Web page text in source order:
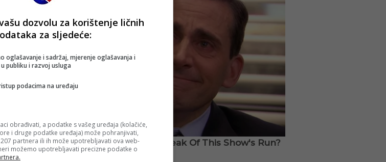
dozvolu za korištenje ličnih
za sljedeće:
oglašavanje i sadržaj, mjerenje oglašavanja i
publiku i razvoj usluga
podacima na uređaju
obrađivati, a podatke s vašeg uređaja (kolačiće,
i druge podatke uređaja) može pohranjivati,
partnera ili ih može upotrebljavati ova web-
možemo upotrebljavati precizne podatke o